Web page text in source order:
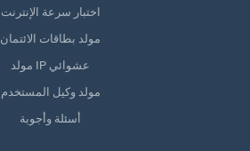
اختبار سرعة الإنترنت
مولد بطاقات الائتمان
مولد IP عشوائي
مولد وكيل المستخدم
أسئلة وأجوبة